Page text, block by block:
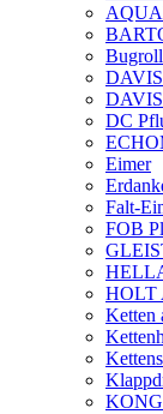
DAVIS
DAVIS
DC
Eimer
Falt-
FOB
HOLT
Ketten
KONG